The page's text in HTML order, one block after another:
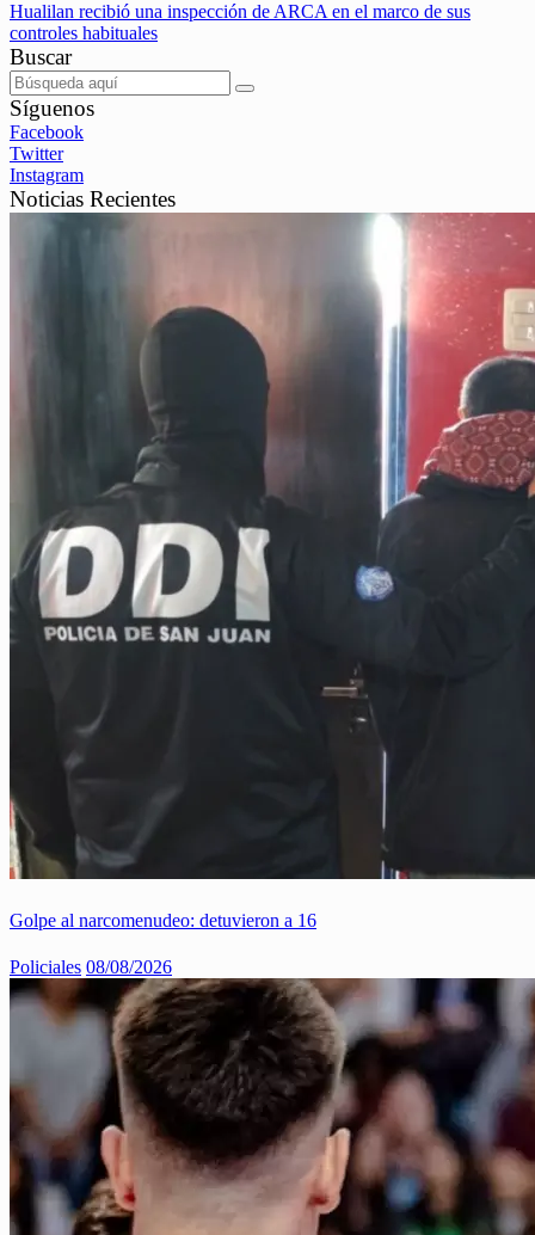
Hualilan recibió una inspección de ARCA en el marco de sus
controles habituales
Buscar
Síguenos
Facebook
Twitter
Instagram
Noticias Recientes
Golpe al narcomenudeo: detuvieron a 16
Policiales 08/08/2026